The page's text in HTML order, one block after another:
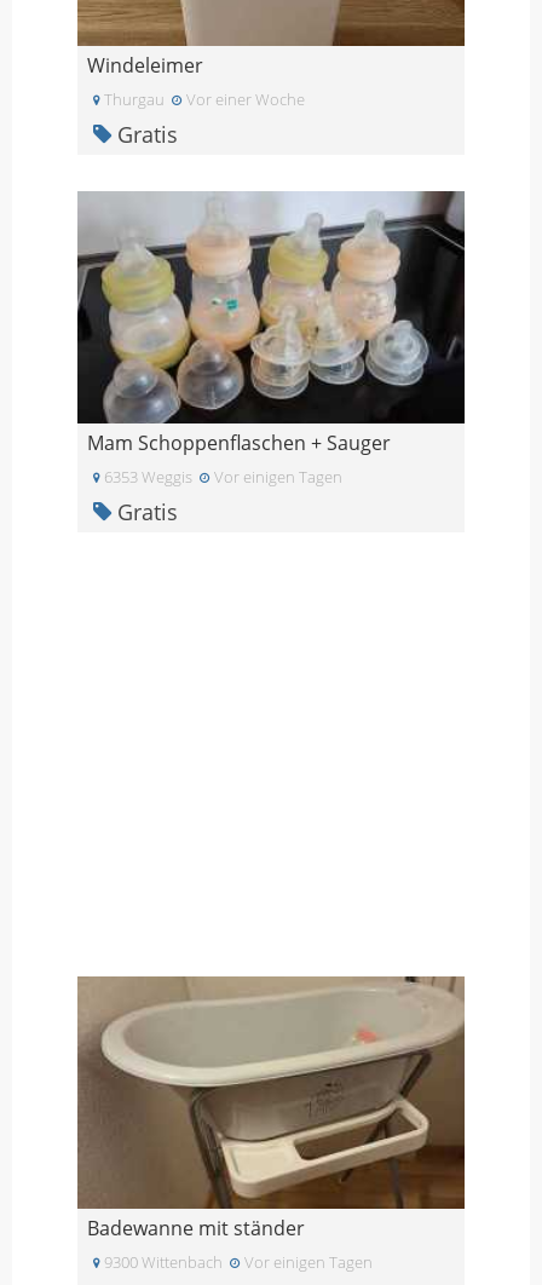
Windeleimer
Thurgau Vor einer Woche
Gratis
Mam Schoppenflaschen + Sauger
6353 Weggis Vor einigen Tagen
Gratis
Badewanne mit ständer
9300 Wittenbach Vor einigen Tagen